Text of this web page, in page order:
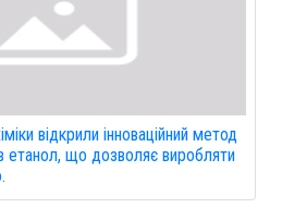
відкрили інноваційний метод
етанол, що дозволяє виробляти